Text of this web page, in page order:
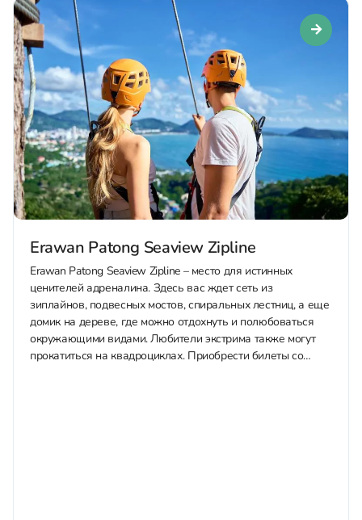
Erawan Patong Seaview Zipline
Erawan Patong Seaview Zipline – место для истинных
ценителей адреналина. Здесь вас ждет сеть из
зиплайнов, подвесных мостов, спиральных лестниц, а еще
домик на дереве, где можно отдохнуть и полюбоваться
окружающими видами. Любители экстрима также могут
прокатиться на квадроциклах. Приобрести билеты со